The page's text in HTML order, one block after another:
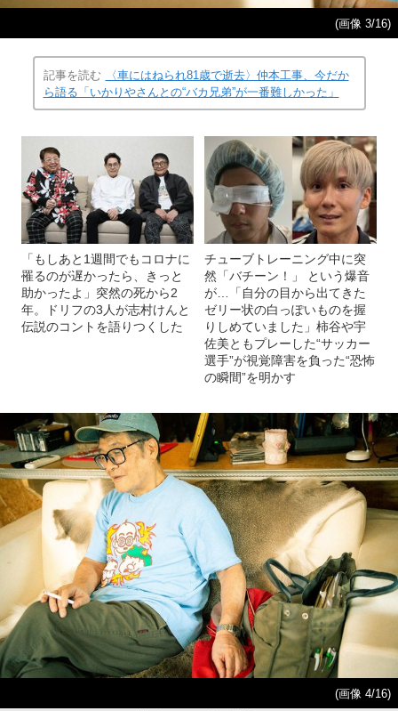
(画像 3/16)
記事を読む
〈車にはねられ81歳で逝去〉仲本工事、今だか
ら語る「いかりやさんとの“バカ兄弟”が一番難しかった」
「もしあと1週間でもコロナに
罹るのが遅かったら、きっと
助かったよ」突然の死から2
年。ドリフの3人が志村けんと
伝説のコントを語りつくした
チューブトレーニング中に突
然「バチーン！」 という爆音
が…「自分の目から出てきた
ゼリー状の白っぽいものを握
りしめていました」柿谷や宇
佐美ともプレーした“サッカー
選手”が視覚障害を負った“恐怖
の瞬間”を明かす
(画像 4/16)